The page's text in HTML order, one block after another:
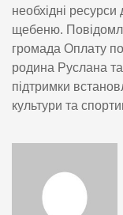
необхідні ресурси
щебеню.
громада Оплату
родина Руслана
підтримки
культури та